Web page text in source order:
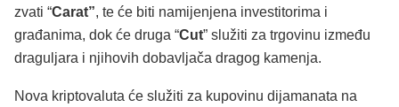
zvati “Carat”, te će biti namijenjena investitorima i
građanima, dok će druga “Cut” služiti za trgovinu između
draguljara i njihovih dobavljača dragog kamenja.
Nova kriptovaluta će služiti za kupovinu dijamanata na